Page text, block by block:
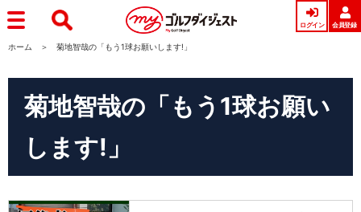
ログイン 会員登録
ホーム 菊地智哉の「もう1球お願いします!」
菊地智哉の「もう1球お願い
します!」